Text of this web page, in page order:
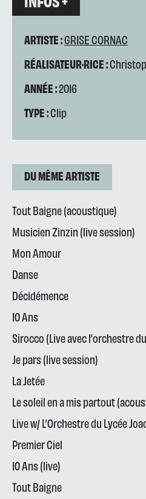
ARTISTE :GRISE CORNAC
RÉALISATEUR·RICE :
ANNÉE :2016
TYPE :Clip
DU MÊME ARTISTE
Tout Baigne (acoustique)
Musicien Zinzin (live session)
Mon Amour
Danse
Décidémence
10 Ans
Sirocco (Live avec l’orchestre
Je pars (live session)
La Jetée
Le soleil en a mis partout
Live w/ L’Orchestre du Lycée
Premier Ciel
10 Ans (live)
Tout Baigne